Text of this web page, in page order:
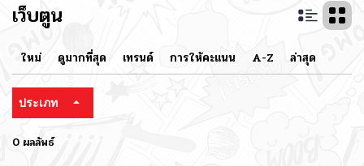
เว็บตูน
ใหม่ ดูมากที่สุด เทรนด์ การให้คะแนน A-Z ล่าสุด
ประเภท
0 ผลลัพธ์